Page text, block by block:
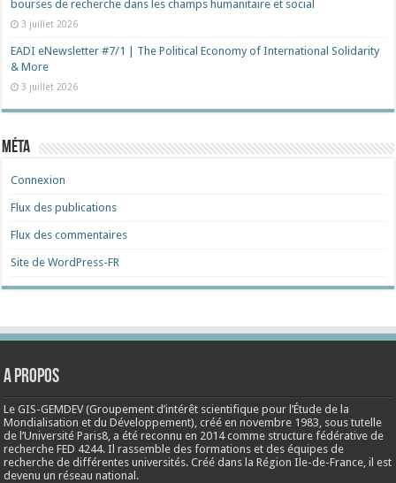
bourses de recherche dans les champs humanitaire et social
3 juillet 2026
EADI eNewsletter #7/1 | The Political Economy of International Solidarity
& More
3 juillet 2026
Méta
Connexion
Flux des publications
Flux des commentaires
Site de WordPress-FR
A propos
Le GIS-GEMDEV (Groupement d’intérêt scientifique pour l’Étude de la
Mondialisation et du Développement), créé ennovembre 1983 , sous tutelle
de l’Université Paris8, a été reconnu en 2014 comme structure fédérative de
recherche FED 4244. Il rassemble des formations et des équipes de
recherche de différentes universités. Créé dans la Région Ile-de-France, il est
devenu un réseau national.